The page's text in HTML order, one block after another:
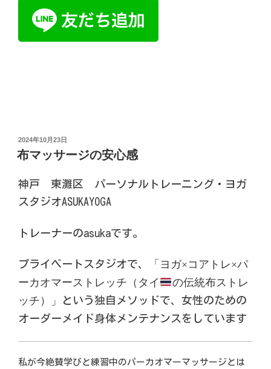
投
稿
日:
2024年10月23日
布マッサージの安心感
神戸 東灘区 パーソナルトレーニング・ヨガ
スタジオASUKAYOGA
トレーナーのasukaです。
プライベートスタジオで、
「ヨガ×コアトレ×パ
ーカオマーストレッチ（タイ
の伝統布ストレ
ッチ）」
という独自メソッドで、女性のための
オーダーメイド身体メンテナンスをしています
私が今絶賛学びと練習中のパーカオマーマッサージとは